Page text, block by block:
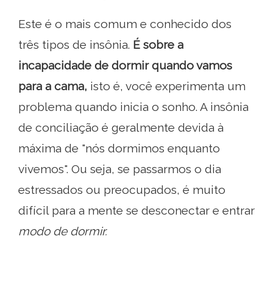
Este é o mais comum e conhecido dos
três tipos de insônia. É sobre a
incapacidade de dormir quando vamos
para a cama, isto é, você experimenta um
problema quando inicia o sonho. A insônia
de conciliação é geralmente devida à
máxima de "nós dormimos enquanto
vivemos". Ou seja, se passarmos o dia
estressados ​​ou preocupados, é muito
difícil para a mente se desconectar e entrar
modo de dormir.